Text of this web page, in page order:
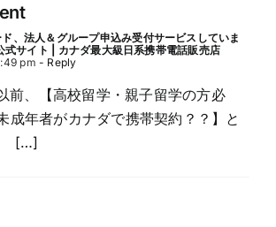
、法人＆グループ申込み受付サービスしていま
式サイト | カナダ最大級日系携帯電話販売店
pm - Reply
、【高校留学・親子留学の方必
成年者がカナダで携帯契約？？】と
[…]